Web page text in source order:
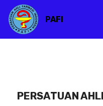
PAFI
PERSATUAN